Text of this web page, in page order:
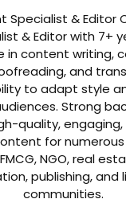
Specialist & Editor
& Editor with 7+
in content writing,
and
to adapt style
Strong
quality,
for numerous
NGO, real
publishing, and
communities.